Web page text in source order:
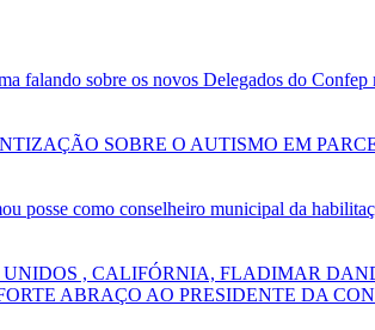
falando sobre os novos Delegados do Confep
SOBRE O AUTISMO EM
posse como conselheiro municipal da
, CALIFÓRNIA, FLADIMAR
ABRAÇO AO PRESIDENTE DA